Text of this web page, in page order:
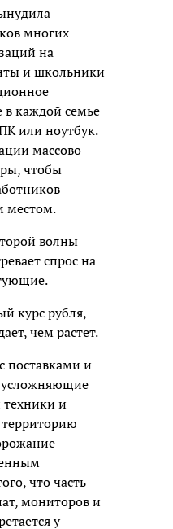
многих
на
и школьники
в каждой семье
или ноутбук.
массово
чтобы
местом.
волны
спрос на
курс рубля,
чем растет.
поставками и
и
что часть
мониторов и
у